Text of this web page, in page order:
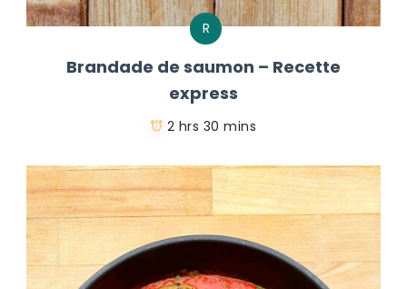
R
Brandade de saumon – Recette
express
2 hrs 30 mins